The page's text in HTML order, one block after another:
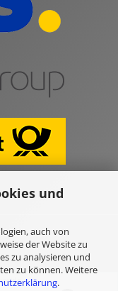
und
auch von
der Website zu
zu analysieren und
zu können. Weitere
.
© 2026
de